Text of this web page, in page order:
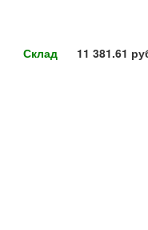
Склад 11 381.61